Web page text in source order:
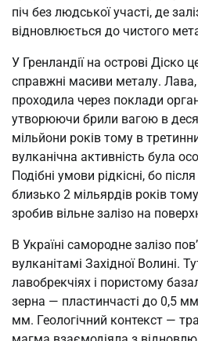
піч без людської участі, де
відновлюється до чистого
У Гренландії на острові Діско
справжні масиви металу. Лава,
проходила через поклади
утворюючи брили вагою в
мільйони років тому в
вулканічна активність була
Подібні умови рідкісні, бо
близько 2 мільярдів років
зробив вільне залізо на
В Україні самородне залізо
вулканітамі Західної Волині.
лавобрекчіях і пористому
зерна — пластинчасті до 0,5
мм. Геологічний контекст —